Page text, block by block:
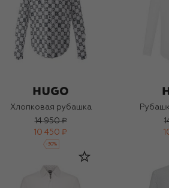
Хлопковая рубашка
14 950 ₽
10 450 ₽
-30%